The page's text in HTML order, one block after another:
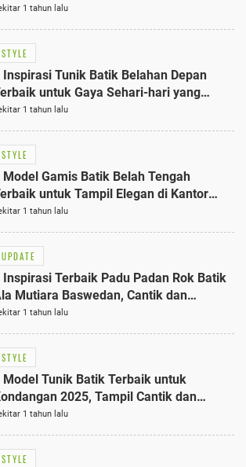
hingga Ngantor
1 tahun lalu
STYLE
Inspirasi Tunik Batik Belahan Depan
untuk Gaya Sehari-hari yang
1 tahun lalu
STYLE
Model Gamis Batik Belah Tengah
untuk Tampil Elegan di Kantor
1 tahun lalu
UPDATE
Inspirasi Terbaik Padu Padan Rok Batik
Mutiara Baswedan, Cantik dan
1 tahun lalu
STYLE
Model Tunik Batik Terbaik untuk
2025, Tampil Cantik dan
1 tahun lalu
STYLE